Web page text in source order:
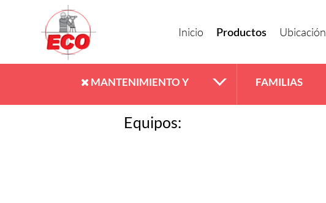
Inicio Productos Ubicación
MANTENIMIENTO Y
REPARACIÓN
FAMILIAS
Equipos: